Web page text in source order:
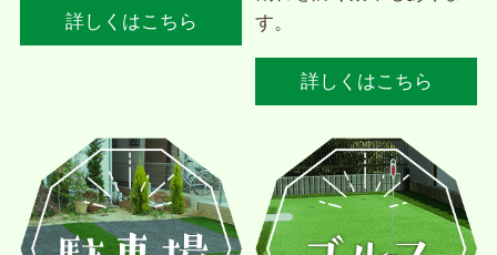
詳しくはこちら
す。
詳しくはこちら